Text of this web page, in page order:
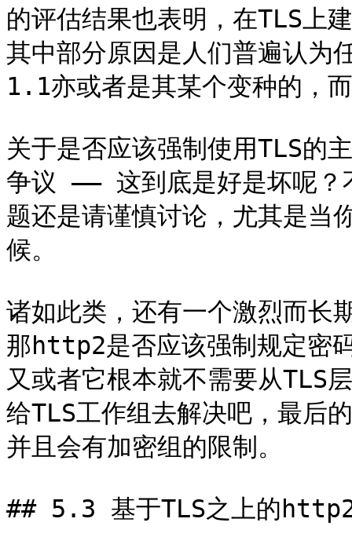
的评估结果也表明，在TLS上
其中部分原因是人们普遍认为
1.1亦或者是其某个变种的，
关于是否应该强制使用TLS的
争议 —— 这到底是好是坏呢？
题还是请谨慎讨论，尤其是当
候。
诸如此类，还有一个激烈而长
那http2是否应该强制规定密
又或者它根本就不需要从TLS
给TLS工作组去解决吧，最后
并且会有加密组的限制。
## 5.3 基于TLS之上的